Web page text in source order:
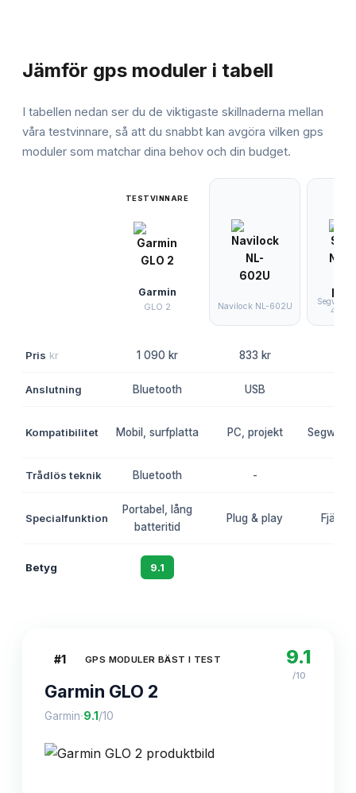
Jämför gps moduler i tabell
I tabellen nedan ser du de viktigaste skillnaderna mellan
våra testvinnare, så att du snabbt kan avgöra vilken gps
moduler som matchar dina behov och din budget.
TESTVINNARE
Garmin
GLO 2 Navilock NL-602U
Segway
4G
Pris kr 1 090 kr 833 kr
Anslutning Bluetooth USB
Kompatibilitet Mobil, surfplatta PC, projekt Segway
Trådlös teknik Bluetooth -
Specialfunktion
Portabel, lång
batteritid
Plug & play
Betyg 9.1
#1 GPS MODULER BÄST I TEST
Garmin GLO 2
Garmin·9.1 /10
9.1
/10